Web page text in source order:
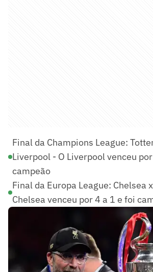
Final da Champions League:
Liverpool - O Liverpool venceu
campeão
Final da Europa League: Chelsea
Chelsea venceu por 4 a 1 e foi